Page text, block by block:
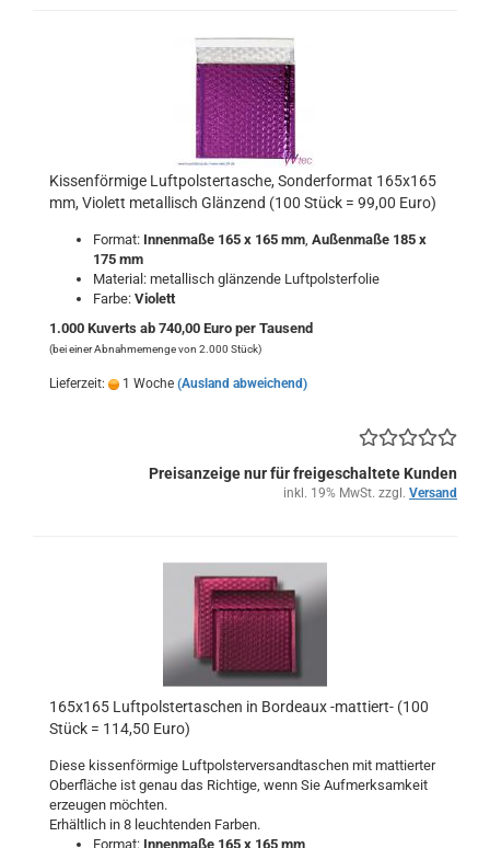
Kissenförmige Luftpolstertasche, Sonderformat 165x165
mm, Violett metallisch Glänzend (100 Stück = 99,00 Euro)
Format: Innenmaße 165 x 165 mm, Außenmaße 185 x
175 mm
Material: metallisch glänzende Luftpolsterfolie
Farbe: Violett
1.000 Kuverts ab 740,00 Euro per Tausend
(bei einer Abnahmemenge von 2.000 Stück)
Lieferzeit: 1 Woche (Ausland abweichend)
Preisanzeige nur für freigeschaltete Kunden
inkl. 19% MwSt. zzgl. Versand
165x165 Luftpolstertaschen in Bordeaux -mattiert- (100
Stück = 114,50 Euro)
Diese kissenförmige Luftpolsterversandtaschen mit mattierter
Oberfläche ist genau das Richtige, wenn Sie Aufmerksamkeit
erzeugen möchten.
Erhältlich in 8 leuchtenden Farben.
Format: Innenmaße 165 x 165 mm